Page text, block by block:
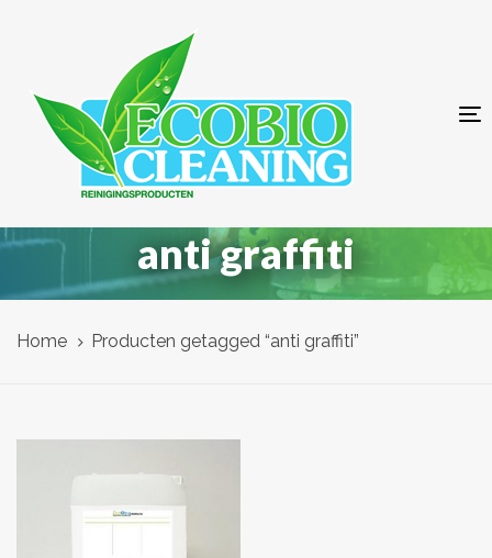
navigation
anti graffiti
Home Producten getagged “anti graffiti”